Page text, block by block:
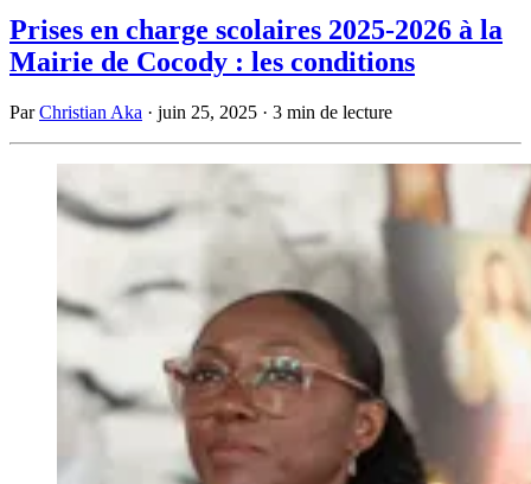
Prises en charge scolaires 2025-2026 à la
Mairie de Cocody : les conditions
ParChristian Aka · juin 25, 2025 · 3 min de lecture